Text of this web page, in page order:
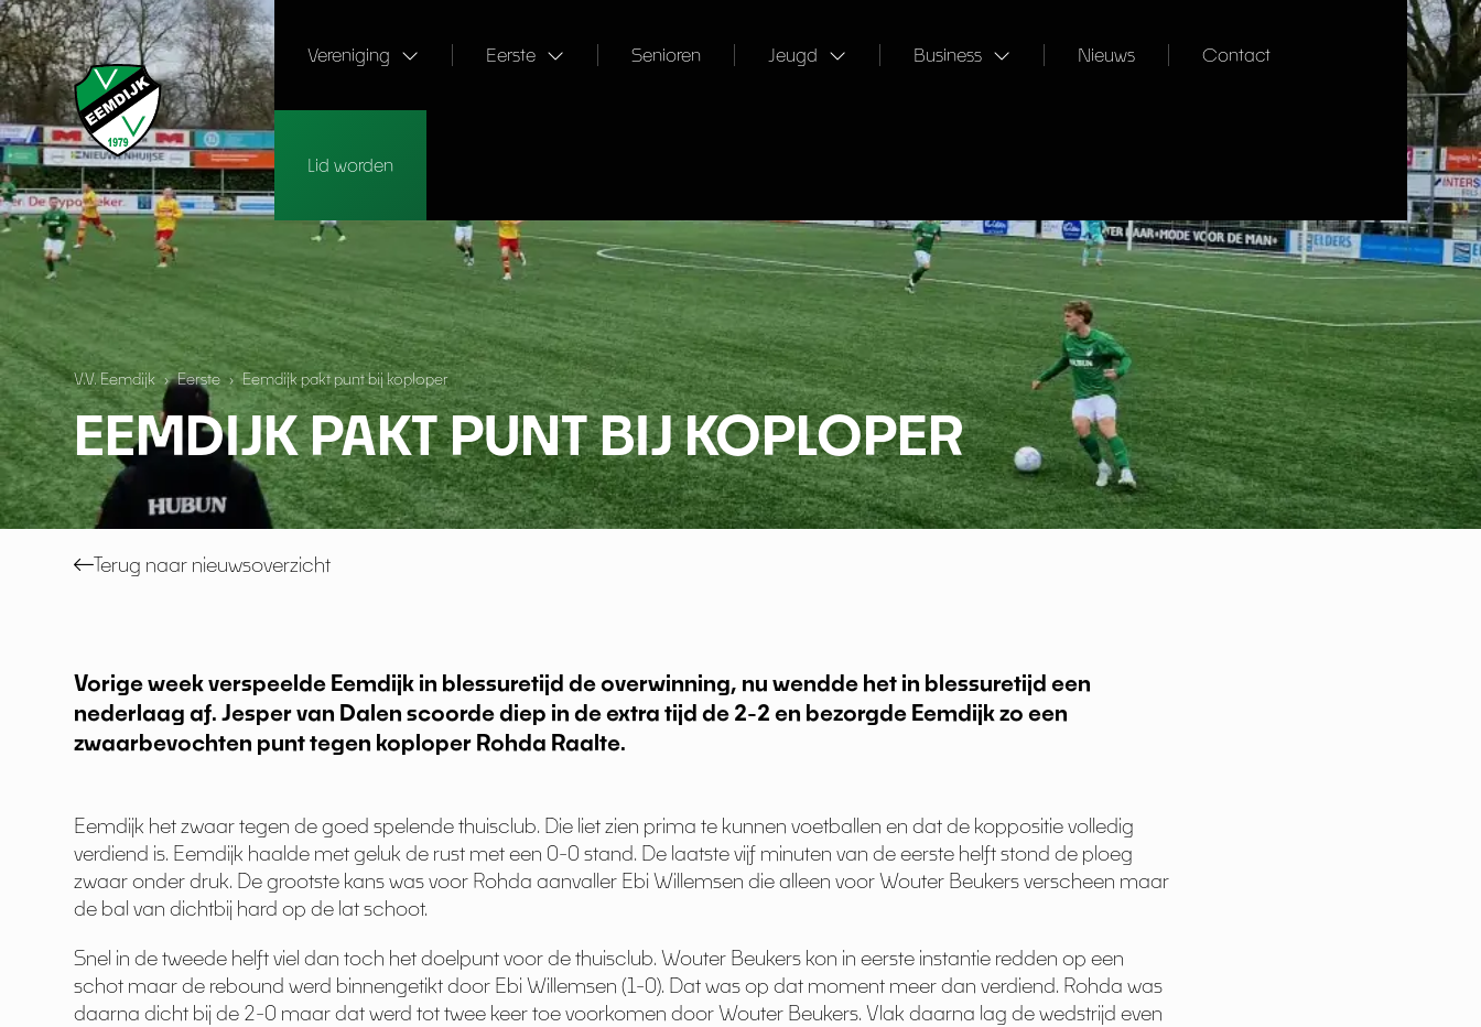
Vereniging Eerste Senioren Jeugd Business Nieuws Contact
Lid worden
V.V. Eemdijk › Eerste › Eemdijk pakt punt bij koploper
EEMDIJK PAKT PUNT BIJ KOPLOPER
Terug naar nieuwsoverzicht
Vorige week verspeelde Eemdijk in blessuretijd de overwinning, nu wendde het in blessuretijd een
nederlaag af. Jesper van Dalen scoorde diep in de extra tijd de 2-2 en bezorgde Eemdijk zo een
zwaarbevochten punt tegen koploper Rohda Raalte.
Eemdijk het zwaar tegen de goed spelende thuisclub. Die liet zien prima te kunnen voetballen en dat de koppositie volledig
verdiend is. Eemdijk haalde met geluk de rust met een 0-0 stand. De laatste vijf minuten van de eerste helft stond de ploeg
zwaar onder druk. De grootste kans was voor Rohda aanvaller Ebi Willemsen die alleen voor Wouter Beukers verscheen maar
de bal van dichtbij hard op de lat schoot.
Snel in de tweede helft viel dan toch het doelpunt voor de thuisclub. Wouter Beukers kon in eerste instantie redden op een
schot maar de rebound werd binnengetikt door Ebi Willemsen (1-0). Dat was op dat moment meer dan verdiend. Rohda was
daarna dicht bij de 2-0 maar dat werd tot twee keer toe voorkomen door Wouter Beukers. Vlak daarna lag de wedstrijd even